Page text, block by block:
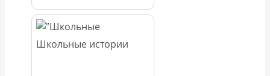
Школьные истории